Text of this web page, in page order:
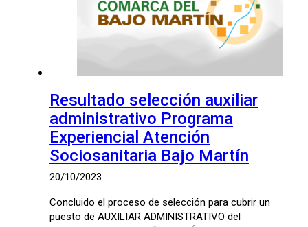
Resultado selección auxiliar
administrativo Programa
Experiencial Atención
Sociosanitaria Bajo Martín
20/10/2023
Concluido el proceso de selección para cubrir un
puesto de AUXILIAR ADMINISTRATIVO del